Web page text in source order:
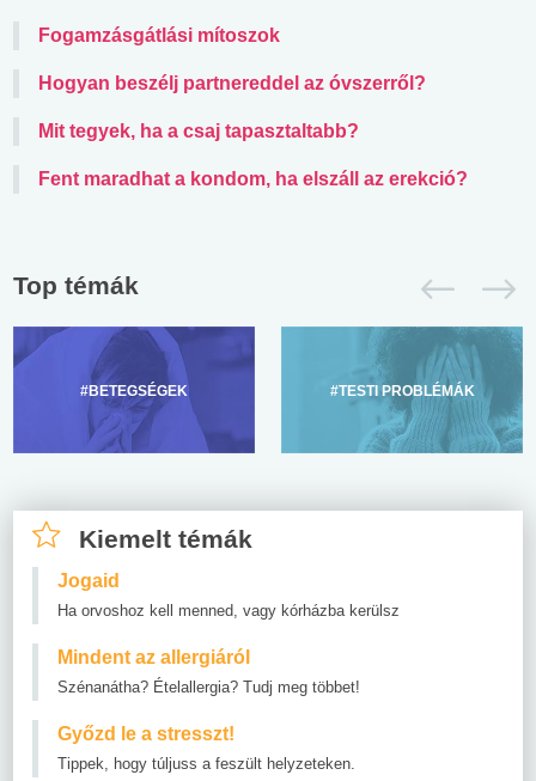
Fogamzásgátlási mítoszok
Hogyan beszélj partnereddel az óvszerről?
Mit tegyek, ha a csaj tapasztaltabb?
Fent maradhat a kondom, ha elszáll az erekció?
Top témák
#BETEGSÉGEK #TESTI PROBLÉMÁK
Kiemelt témák
Jogaid
Ha orvoshoz kell menned, vagy kórházba kerülsz
Mindent az allergiáról
Szénanátha? Ételallergia? Tudj meg többet!
Győzd le a stresszt!
Tippek, hogy túljuss a feszült helyzeteken.